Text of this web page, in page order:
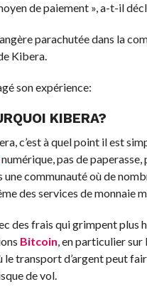
de paiement », a-t-il
parachutée dans la
Kibera.
son expérience:
KIBERA?
c’est à quel point il est
pas de
une communauté où de
des services de monnaie
des frais qui grimpent plus
Bitcoin, en particulier sur
le transport d’argent peut
de vol.